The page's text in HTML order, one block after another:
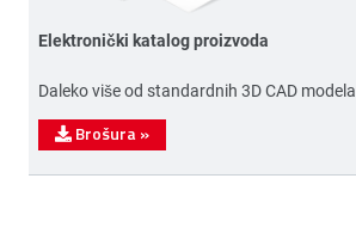
Elektronički katalog proizvoda
Daleko više od standardnih 3D CAD modela
Brošura »